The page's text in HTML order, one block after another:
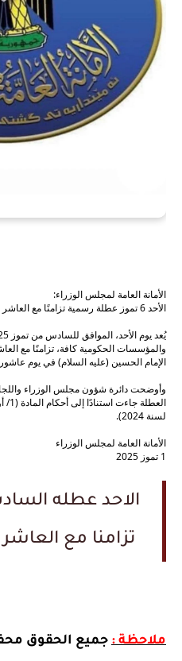
الأمانة العامة لمجلس الوزراء:
الأحد 6 تموز عطلة رسمية تزامنًا مع العاشر من المحرّم الحرام
والمؤسسات الحكومية كافة، تزامنًا مع
الإمام الحسين (عليه السلام) في يوم
وأوضحت دائرة شؤون مجلس الوزراء
لسنة 2024).
الأمانة العامة لمجلس الوزراء
1 تموز 2025
تزامنا مع
ملاحظة : جميع الحقوق